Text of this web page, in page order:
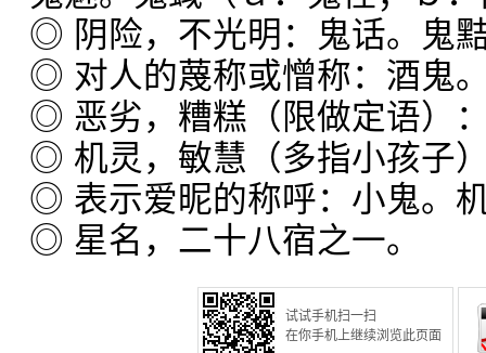
◎ 阴险，不光明：鬼话。鬼
◎ 对人的蔑称或憎称：酒鬼
◎ 恶劣，糟糕（限做定语）
◎ 机灵，敏慧（多指小孩子
◎ 表示爱昵的称呼：小鬼。
◎ 星名，二十八宿之一。
试试手机扫一扫
在你手机上继续浏览此页面